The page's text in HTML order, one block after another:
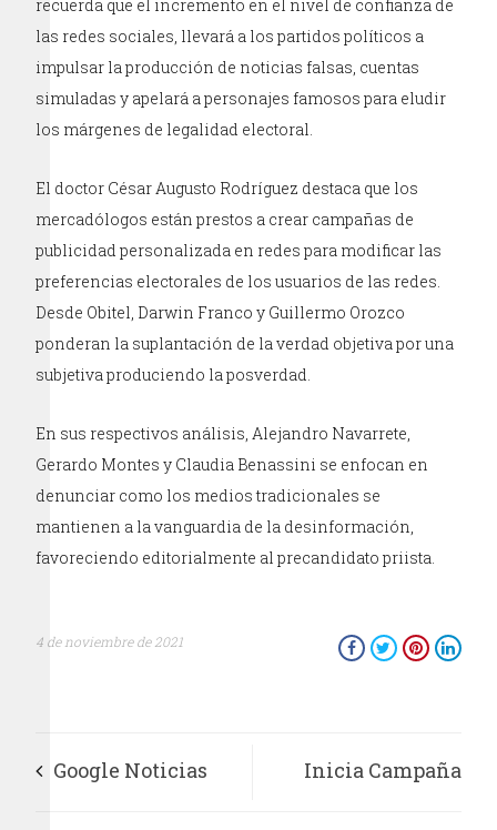
recuerda que el incremento en el nivel de confianza de
las redes sociales, llevará a los partidos políticos a
impulsar la producción de noticias falsas, cuentas
simuladas y apelará a personajes famosos para eludir
los márgenes de legalidad electoral.
El doctor César Augusto Rodríguez destaca que los
mercadólogos están prestos a crear campañas de
publicidad personalizada en redes para modificar las
preferencias electorales de los usuarios de las redes.
Desde Obitel, Darwin Franco y Guillermo Orozco
ponderan la suplantación de la verdad objetiva por una
subjetiva produciendo la posverdad.
En sus respectivos análisis, Alejandro Navarrete,
Gerardo Montes y Claudia Benassini se enfocan en
denunciar como los medios tradicionales se
mantienen a la vanguardia de la desinformación,
favoreciendo editorialmente al precandidato priista.
4 de noviembre de 2021
Google Noticias Inicia Campaña